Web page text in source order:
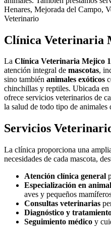
Henares, Mejorada del Campo,
Veterinario
Clínica Veterinaria
La Clínica Veterinaria Mejico
atención integral de mascotas,
sino también animales exóticos
chinchillas y reptiles. Ubicada en
ofrece servicios veterinarios de
la salud de todo tipo de animales
Servicios
La clínica proporciona una
necesidades de cada mascota,
Atención clínica general
Especialización en
aves y pequeños
Consultas veterinarias
Diagnóstico y
Seguimiento médico y